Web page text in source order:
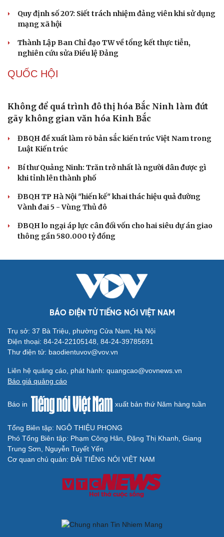
Cải chính
Quy định số 207: Siết trách nhiệm đảng viên khi sử dụng
mạng xã hội
Thành Lập Ban Chỉ đạo TW về tổng kết thực tiễn,
nghiên cứu sửa Điều lệ Đảng
QUỐC HỘI
Không để quá trình đô thị hóa Bắc Ninh làm đứt
gãy không gian văn hóa Kinh Bắc
ĐBQH đề xuất làm rõ bản sắc kiến trúc Việt Nam trong
Luật Kiến trúc
Bí thư Quảng Ninh: Trăn trở nhất là người dân được gì
khi tỉnh lên thành phố
ĐBQH TP Hà Nội "hiến kế" khai thác hiệu quả đường
Vành đai 5 - Vùng Thủ đô
ĐBQH lo ngại áp lực cân đối vốn cho hai siêu dự án giao
thông gần 580.000 tỷ đồng
BÁO ĐIỆN TỬ TIẾNG NÓI VIỆT NAM
Trụ sở: 37 Bà Triệu, phường Cửa Nam, Hà Nội
Điện thoại: 84-24-22105148, 84-24-39785691
Thư điện tử: baodientuvov@vov.vn
Liên hệ quảng cáo, phát hành: quangcao@vovnews.vn
Báo giá quảng cáo
Báo in xuất bản thứ Năm hàng tuần
Tổng Biên tập: NGÔ THIỆU PHONG
Phó Tổng Biên tập: Phạm Công Hân, Đặng Thị Khanh, Giang
Trung Sơn, Nguyễn Tuyết Yến
Cơ quan chủ quản: ĐÀI TIẾNG NÓI VIỆT NAM